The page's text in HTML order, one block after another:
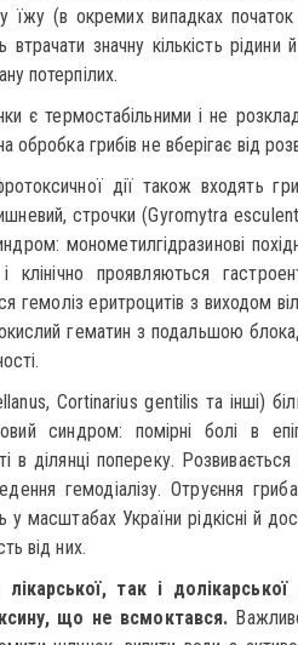
їжу (в окремих випадках
значну кількість рідини
потерпілих.
є термостабільними і не
обробка грибів не вберігає від
дії також входять
строчки (Gyromytra
монометилгідразинові
проявляються
гемоліз еритроцитів з виходом
гематин з подальшою
Cortinarius gentilis та інші)
синдром: помірні болі в
в ділянці попереку.
гемодіалізу. Отруєння
у масштабах України рідкісні й
від них.
так і
що не всмоктався.